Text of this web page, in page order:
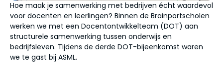
Hoe maak je samenwerking met bedrijven écht waardevol
voor docenten en leerlingen? Binnen de Brainportscholen
werken we met een Docentontwikkelteam (DOT) aan
structurele samenwerking tussen onderwijs en
bedrijfsleven. Tijdens de derde DOT-bijeenkomst waren
we te gast bij ASML.